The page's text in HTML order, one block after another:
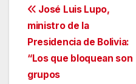
Navegación
de
entradas
José Luis Lupo,
ministro de la
Presidencia de Bolivia:
“Los que bloquean son
grupos